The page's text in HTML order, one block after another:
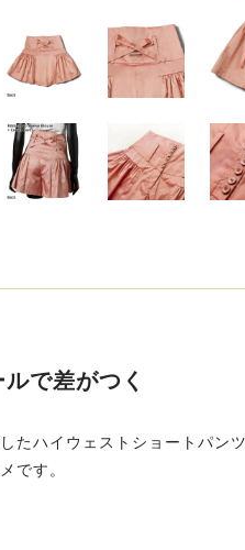
で差がつく
たハイウェストショートパ
です。